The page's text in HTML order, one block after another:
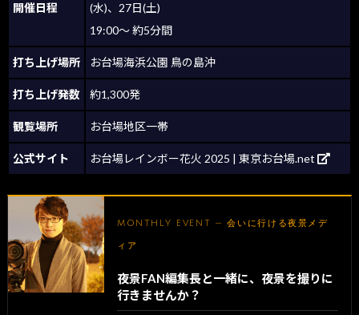
開催日程
(水)、27日(土)
19:00～ 約5分間
打ち上げ場所 お台場海浜公園 鳥の島沖
打ち上げ発数 約1,300発
観覧場所 お台場地区一帯
公式サイト お台場レインボー花火 2025 | 東京お台場.net
MONTHLY EVENT — 会いに行ける夜景メデ
ィア
夜景FAN編集長と一緒に、夜景を撮りに
行きませんか？